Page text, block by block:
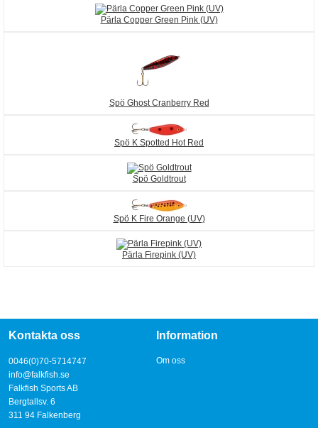
Pärla Copper Green Pink (UV)
Spö Ghost Cranberry Red
Spö K Spotted Hot Red
Spö Goldtrout
Spö K Fire Orange (UV)
Pärla Firepink (UV)
Kontakta oss
0046(0)70-5714747
info@falkfish.se
Falkfish Sports AB
Bergtallsv. 6
311 94 Falkenberg
Information
Om oss